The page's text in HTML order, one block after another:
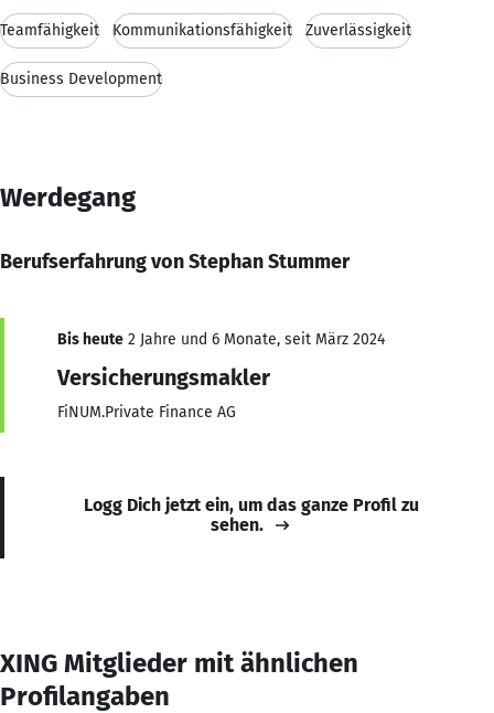
Teamfähigkeit Kommunikationsfähigkeit Zuverlässigkeit
Business Development
Werdegang
Berufserfahrung von Stephan Stummer
Bis heute 2 Jahre und 6 Monate, seit März 2024
Versicherungsmakler
FiNUM.Private Finance AG
Logg Dich jetzt ein, um das ganze Profil zu
sehen.
XING Mitglieder mit ähnlichen
Profilangaben